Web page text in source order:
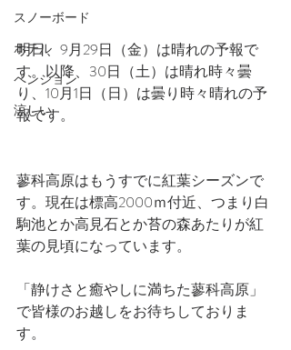
スノーボード
ホテル
ペンション
涼しい
明日、9月29日（金）は晴れの予報で
す。以降、30日（土）は晴れ時々曇
り、10月1日（日）は曇り時々晴れの予
報です。
蓼科高原はもうすでに紅葉シーズンで
す。現在は標高2000ｍ付近、つまり白
駒池とか高見石とか苔の森あたりが紅
葉の見頃になっています。
「静けさと癒やしに満ちた蓼科高原」
で皆様のお越しをお待ちしておりま
す。